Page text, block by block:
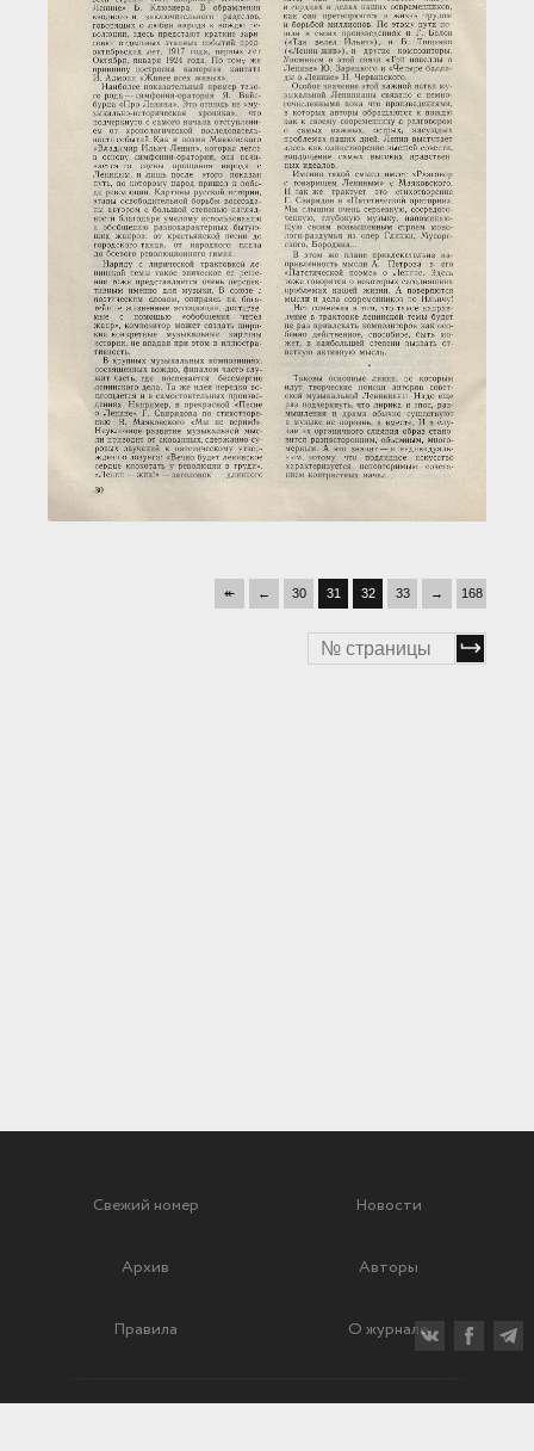
Загрузка...
↞ ← 30 31 32 33 → 168
Свежий номер Новости
Архив Авторы
Правила О журнале